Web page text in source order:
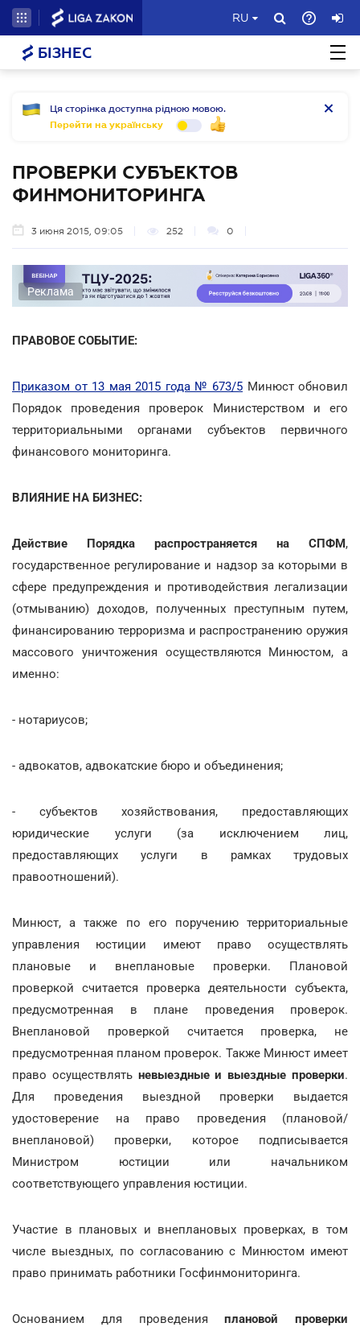
RU
БІЗНЕС
Ця сторінка доступна рідною мовою.
Перейти на українську
ПРОВЕРКИ СУБЪЕКТОВ
ФИНМОНИТОРИНГА
3 июня 2015, 09:05 252 0
Реклама
ПРАВОВОЕ СОБЫТИЕ:
Приказом от 13 мая 2015 года № 673/5 Минюст обновил
Порядок проведения проверок Министерством и его
территориальными органами субъектов первичного
финансового мониторинга.
ВЛИЯНИЕ НА БИЗНЕС:
Действие Порядка распространяется на СПФМ,
государственное регулирование и надзор за которыми в
сфере предупреждения и противодействия легализации
(отмыванию) доходов, полученных преступным путем,
финансированию терроризма и распространению оружия
массового уничтожения осуществляются Минюстом, а
именно:
- нотариусов;
- адвокатов, адвокатские бюро и объединения;
- субъектов хозяйствования, предоставляющих
юридические услуги (за исключением лиц,
предоставляющих услуги в рамках трудовых
правоотношений).
Минюст, а также по его поручению территориальные
управления юстиции имеют право осуществлять
плановые и внеплановые проверки. Плановой
проверкой считается проверка деятельности субъекта,
предусмотренная в плане проведения проверок.
Внеплановой проверкой считается проверка, не
предусмотренная планом проверок. Также Минюст имеет
право осуществлять невыездные и выездные проверки.
Для проведения выездной проверки выдается
удостоверение на право проведения (плановой/
внеплановой) проверки, которое подписывается
Министром юстиции или начальником
соответствующего управления юстиции.
Участие в плановых и внеплановых проверках, в том
числе выездных, по согласованию с Минюстом имеют
право принимать работники Госфинмониторинга.
Основанием для проведения плановой проверки